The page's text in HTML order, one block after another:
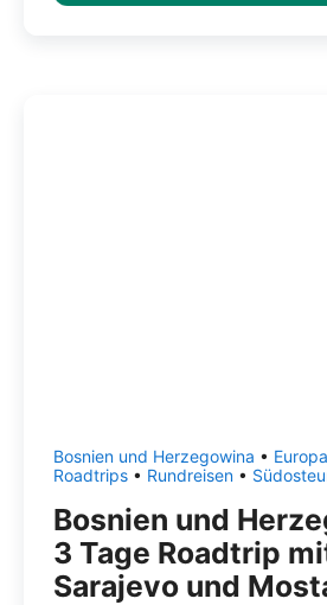
Bosnien und Herzegowina • Europa
Roadtrips • Rundreisen •
Bosnien und
3 Tage Roadtrip
Sarajevo und